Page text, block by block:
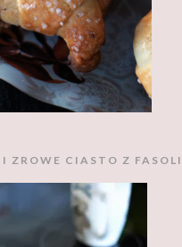
I ZROWE CIASTO Z FASOLI